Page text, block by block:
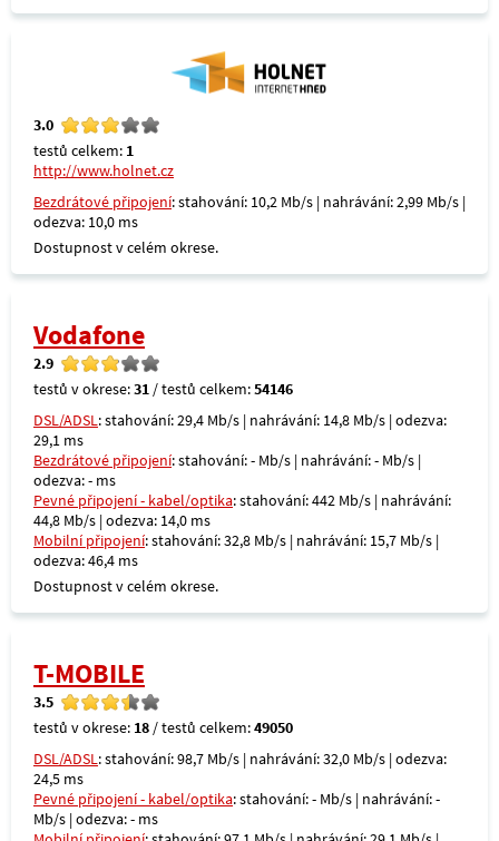
3.0
testů celkem: 1
http://www.holnet.cz
Bezdrátové připojení: stahování: 10,2 Mb/s | nahrávání: 2,99 Mb/s |
odezva: 10,0 ms
Dostupnost v celém okrese.
Vodafone
2.9
testů v okrese:31 / testů celkem:54146
DSL/ADSL: stahování: 29,4 Mb/s | nahrávání: 14,8 Mb/s | odezva:
29,1 ms
Bezdrátové připojení: stahování: - Mb/s | nahrávání: - Mb/s |
odezva: - ms
Pevné připojení - kabel/optika: stahování: 442 Mb/s | nahrávání:
44,8 Mb/s | odezva: 14,0 ms
Mobilní připojení: stahování: 32,8 Mb/s | nahrávání: 15,7 Mb/s |
odezva: 46,4 ms
Dostupnost v celém okrese.
T-MOBILE
3.5
testů v okrese: 18 / testů celkem:49050
DSL/ADSL: stahování: 98,7 Mb/s | nahrávání: 32,0 Mb/s | odezva:
24,5 ms
Pevné připojení - kabel/optika: stahování: - Mb/s | nahrávání: -
Mb/s | odezva: - ms